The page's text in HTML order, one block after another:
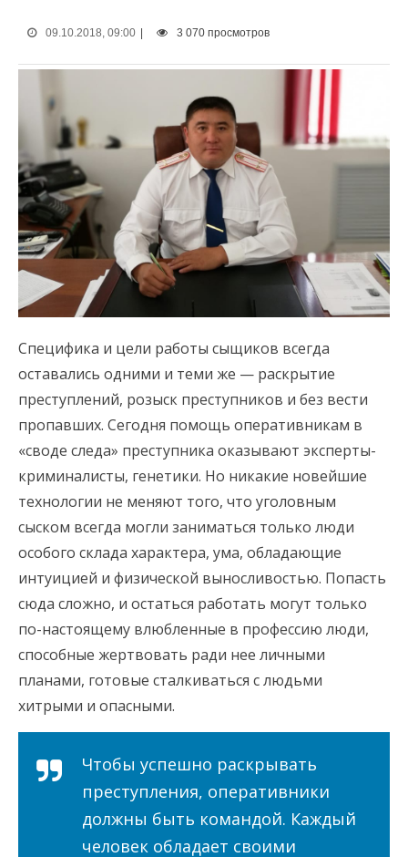
09.10.2018, 09:00 3 070 просмотров
Специфика и цели работы сыщиков всегда
оставались одними и теми же — раскрытие
преступлений, розыск преступников и без вести
пропавших. Сегодня помощь оперативникам в
«своде следа» преступника оказывают эксперты-
криминалисты, генетики. Но никакие новейшие
технологии не меняют того, что уголовным
сыском всегда могли заниматься только люди
особого склада характера, ума, обладающие
интуицией и физической выносливостью. Попасть
сюда сложно, и остаться работать могут только
по-настоящему влюбленные в профессию люди,
способные жертвовать ради нее личными
планами, готовые сталкиваться с людьми
хитрыми и опасными.
Чтобы успешно раскрывать
преступления, оперативники
должны быть командой. Каждый
человек обладает своими